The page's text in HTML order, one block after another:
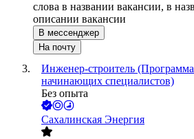
слова в названии вакансии, в
описании вакансии
В мессенджер
На почту
Инженер-строитель (Программа
начинающих специалистов)
Без опыта
Сахалинская Энергия